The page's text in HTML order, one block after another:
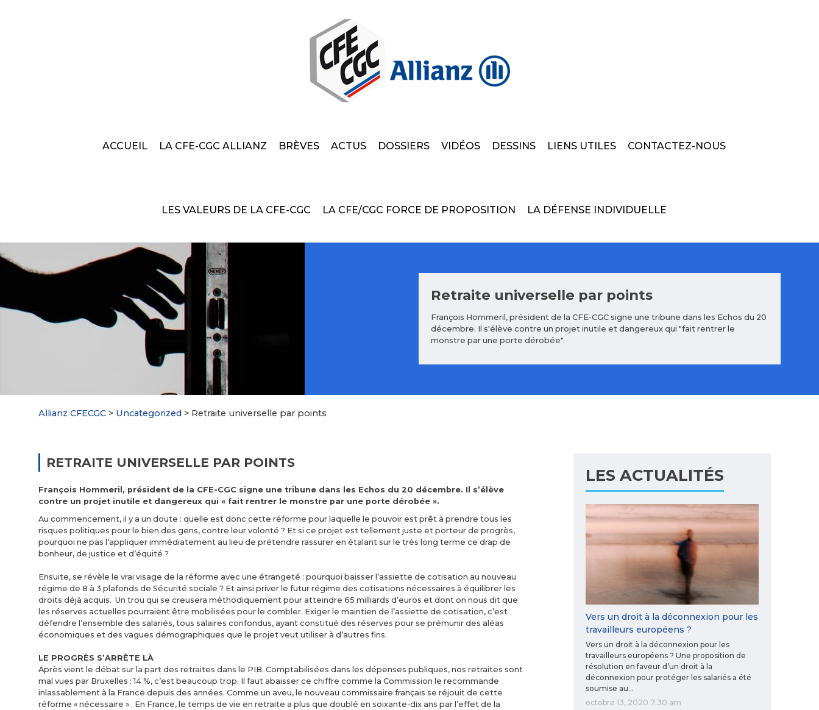
ACCUEIL LA CFE-CGC ALLIANZ BRÈVES ACTUS DOSSIERS VIDÉOS DESSINS LIENS UTILES CONTACTEZ-NOUS
LES VALEURS DE LA CFE-CGC LA CFE/CGC FORCE DE PROPOSITION LA DÉFENSE INDIVIDUELLE
Retraite universelle par points
François Hommeril, président de la CFE-CGC signe une tribune dans les Echos du 20
décembre. Il s'élève contre un projet inutile et dangereux qui "fait rentrer le
monstre par une porte dérobée".
Allianz CFECGC > Uncategorized > Retraite universelle par points
RETRAITE UNIVERSELLE PAR POINTS
François Hommeril, président de la CFE-CGC signe une tribune dans les Echos du 20 décembre. Il s’élève
contre un projet inutile et dangereux qui « fait rentrer le monstre par une porte dérobée ».
Au commencement, il y a un doute : quelle est donc cette réforme pour laquelle le pouvoir est prêt à prendre tous les
risques politiques pour le bien des gens, contre leur volonté ? Et si ce projet est tellement juste et porteur de progrès,
pourquoi ne pas l’appliquer immédiatement au lieu de prétendre rassurer en étalant sur le très long terme ce drap de
bonheur, de justice et d’équité ?
Ensuite, se révèle le vrai visage de la réforme avec une étrangeté : pourquoi baisser l’assiette de cotisation au nouveau
régime de 8 à 3 plafonds de Sécurité sociale ? Et ainsi priver le futur régime des cotisations nécessaires à équilibrer les
droits déjà acquis. Un trou qui se creusera méthodiquement pour atteindre 65 milliards d’euros et dont on nous dit que
les réserves actuelles pourraient être mobilisées pour le combler. Exiger le maintien de l’assiette de cotisation, c’est
défendre l’ensemble des salariés, tous salaires confondus, ayant constitué des réserves pour se prémunir des aléas
économiques et des vagues démographiques que le projet veut utiliser à d’autres fins.
LE PROGRÈS S’ARRÊTE LÀ
Après vient le débat sur la part des retraites dans le PIB. Comptabilisées dans les dépenses publiques, nos retraites sont
mal vues par Bruxelles : 14 %, c’est beaucoup trop. Il faut abaisser ce chiffre comme la Commission le recommande
inlassablement à la France depuis des années. Comme un aveu, le nouveau commissaire français se réjouit de cette
réforme « nécessaire » . En France, le temps de vie en retraite a plus que doublé en soixante-dix ans par l’effet de la
LES ACTUALITÉS
Vers un droit à la déconnexion pour les
travailleurs européens ?
Vers un droit à la déconnexion pour les
travailleurs européens ? Une proposition de
résolution en faveur d’un droit à la
déconnexion pour protéger les salariés a été
soumise au…
octobre 13, 2020 7:30 am